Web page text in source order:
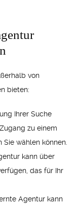
von
bieten:
Ihrer Suche
zu einem
wählen können.
kann über
das für Ihr
Agentur kann